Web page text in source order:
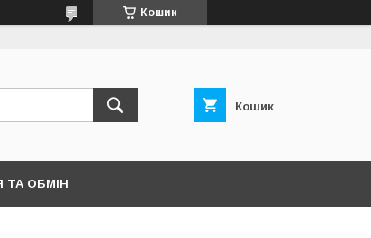
Кошик
Кошик
ТА ОБМІН